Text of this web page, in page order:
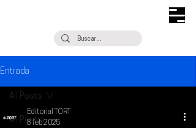
Entrada
All Posts
All Posts
Editorial TORT
8 feb 2025